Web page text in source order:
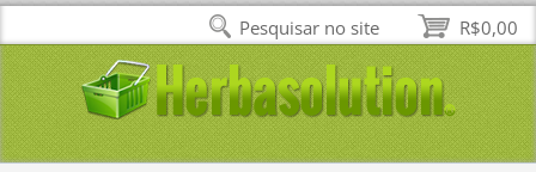
R$0,00
Pesquisar no site